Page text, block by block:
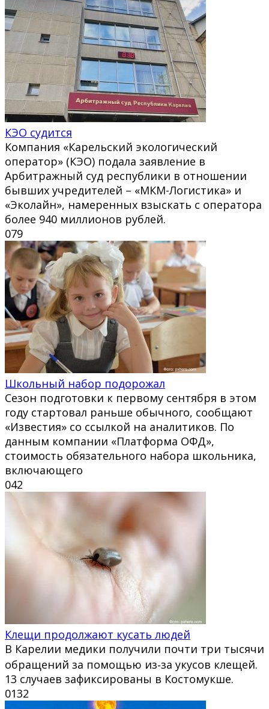
КЭО судится
Компания «Карельский экологический
оператор» (КЭО) подала заявление в
Арбитражный суд республики в отношении
бывших учредителей – «МКМ-Логистика» и
«Эколайн», намеренных взыскать с оператора
более 940 миллионов рублей.
079
Школьный набор подорожал
Сезон подготовки к первому сентября в этом
году стартовал раньше обычного, сообщают
«Известия» со ссылкой на аналитиков. По
данным компании «Платформа ОФД»,
стоимость обязательного набора школьника,
включающего
042
Клещи продолжают кусать людей
В Карелии медики получили почти три тысячи
обращений за помощью из‑за укусов клещей.
13 случаев зафиксированы в Костомукше.
0132